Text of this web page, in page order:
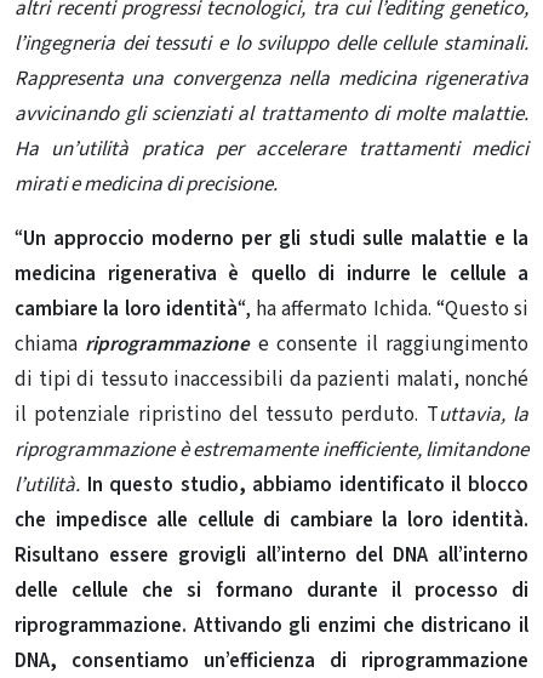
altri recenti progressi tecnologici, tra cui l’editing genetico,
l’ingegneria dei tessuti e lo sviluppo delle cellule staminali.
Rappresenta una convergenza nella medicina rigenerativa
avvicinando gli scienziati al trattamento di molte malattie.
Ha un’utilità pratica per accelerare trattamenti medici
mirati e medicina di precisione.
“Un approccio moderno per gli studi sulle malattie e la
medicina rigenerativa è quello di indurre le cellule a
cambiare la loro identità“, ha affermato Ichida. “Questo si
chiama riprogrammazionee consente il raggiungimento
di tipi di tessuto inaccessibili da pazienti malati, nonché
il potenziale ripristino del tessuto perduto. Tuttavia, la
riprogrammazione è estremamente inefficiente, limitandone
l’utilità. In questo studio, abbiamo identificato il blocco
che impedisce alle cellule di cambiare la loro identità.
Risultano essere grovigli all’interno del DNA all’interno
delle cellule che si formano durante il processo di
riprogrammazione. Attivando gli enzimi che districano il
DNA, consentiamo un’efficienza di riprogrammazione